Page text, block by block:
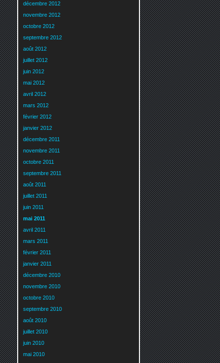
décembre 2012
novembre 2012
octobre 2012
septembre 2012
août 2012
juillet 2012
juin 2012
mai 2012
avril 2012
mars 2012
février 2012
janvier 2012
décembre 2011
novembre 2011
octobre 2011
septembre 2011
août 2011
juillet 2011
juin 2011
mai 2011
avril 2011
mars 2011
février 2011
janvier 2011
décembre 2010
novembre 2010
octobre 2010
septembre 2010
août 2010
juillet 2010
juin 2010
mai 2010